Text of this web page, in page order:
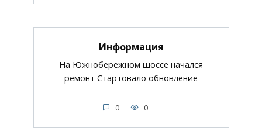
Информация
На Южнобережном шоссе начался
ремонт Стартовало обновление
0 0